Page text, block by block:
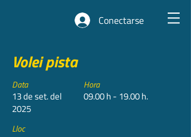
Conectarse
Volei pista
Data
13 de set. del
2025
Hora
09.00 h - 19.00 h.
Lloc